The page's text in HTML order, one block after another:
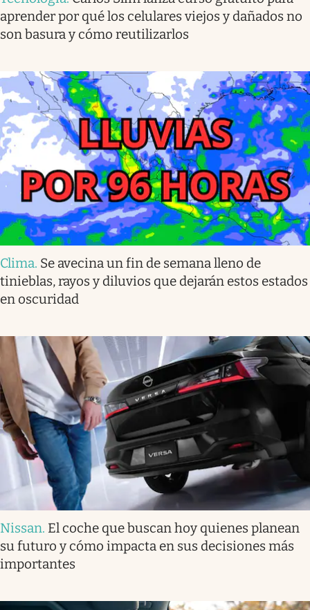
aprender por qué los celulares viejos y dañados no
son basura y cómo reutilizarlos
Clima. Se avecina un fin de semana lleno de
tinieblas, rayos y diluvios que dejarán estos estados
en oscuridad
Nissan. El coche que buscan hoy quienes planean
su futuro y cómo impacta en sus decisiones más
importantes